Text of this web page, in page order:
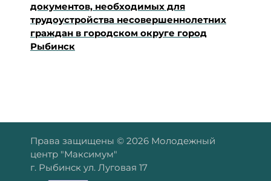
документов, необходимых для
трудоустройства несовершеннолетних
граждан в городском округе город
Рыбинск
Права защищены © 2026 Молодежный
центр "Максимум"
г. Рыбинск ул. Луговая 17